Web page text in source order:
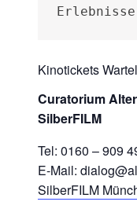
Kinotickets
Curatorium
SilberFILM
Tel: 0160 – 909
E-Mail:
SilberFILM